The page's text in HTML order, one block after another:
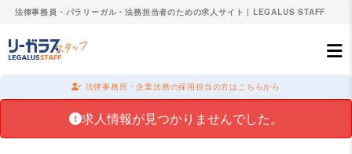
法律事務員・パラリーガル・法務担当者のための求人サイト | LEGALUS STAFF
法律事務所・企業法務の採用担当の方はこちらから
求人情報が見つかりませんでした。